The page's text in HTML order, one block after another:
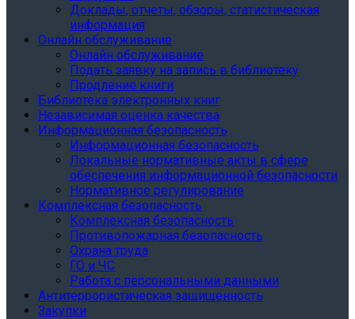
Доклады, отчеты, обзоры, статистическая
информация
Онлайн обслуживание
Онлайн обслуживание
Подать заявку на запись в библиотеку
Продление книги
Библиотека электронных книг
Независимая оценка качества
Информационная безопасность
Информационная безопасность
Локальные нормативные акты в сфере
обеспечения информационной безопасности
Нормативное регулирование
Комплексная безопасность
Комплексная безопасность
Противопожарная безопасность
Охрана труда
ГО и ЧС
Работа с персональными данными
Антитеррористическая защищенность
Закупки